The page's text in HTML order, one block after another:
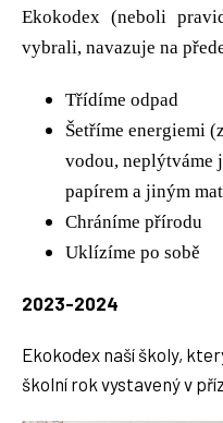
Ekokodex (neboli
vybrali, navazuje na
Třídíme odpad
Šetříme energiemi
vodou, neplýtváme
papírem a jiným
Chráníme přírodu
Uklízíme po sobě
2023-2024
Ekokodex naší školy,
školní rok vystavený v